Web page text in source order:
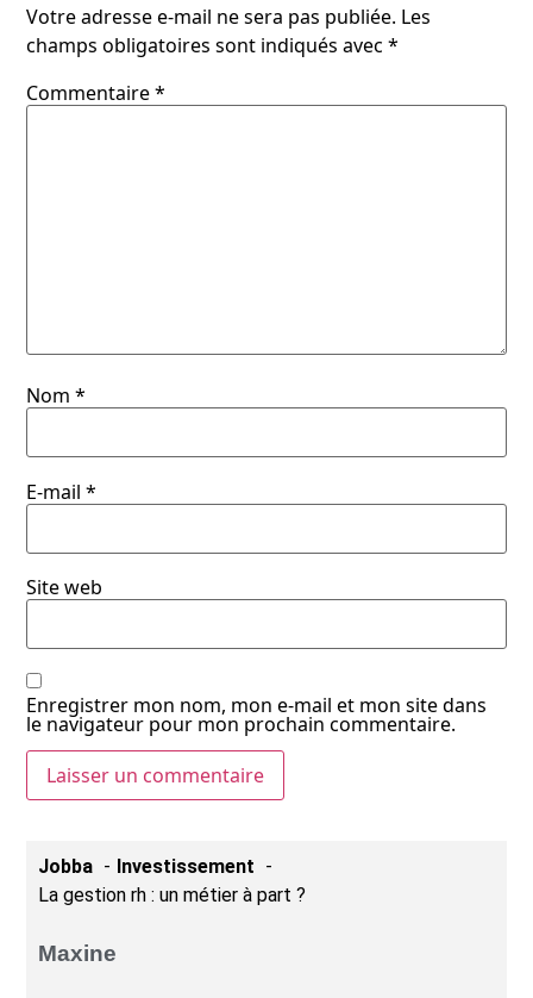
Votre adresse e-mail ne sera pas publiée. Les
champs obligatoires sont indiqués avec*
Commentaire*
Nom*
E-mail*
Site web
Enregistrer mon nom, mon e-mail et mon site dans
le navigateur pour mon prochain commentaire.
Jobba
Investissement
La gestion rh : un métier à part ?
Maxine